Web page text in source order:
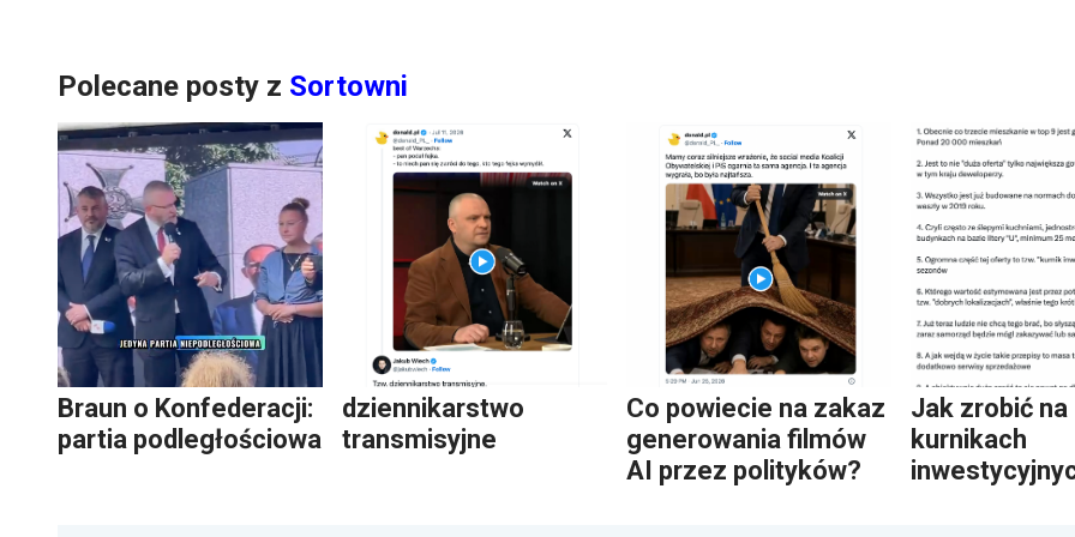
Polecane posty z Sortowni
Braun o Konfederacji:
partia podległościowa
dziennikarstwo
transmisyjne
Co powiecie na zakaz
generowania filmów
AI przez polityków?
Jak zrobić na
kurnikach